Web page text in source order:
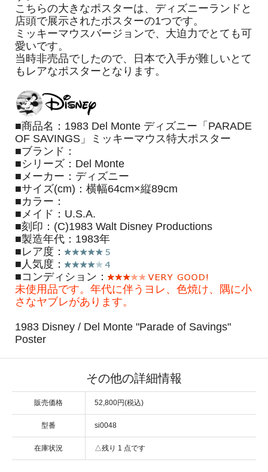
こちらの大きなポスターは、ディズニーランドと
店頭で展示されたポスターの1つです。
ミッキーマウスバージョンで、大迫力でとても可
愛いです。
当時非売品でしたので、日本で入手が難しいとて
もレアなポスターとなります。
■商品名：1983 Del Monte ディズニー「PARADE
OF SAVINGS」ミッキーマウス特大ポスター
■ブランド：
■シリーズ：Del Monte
■メーカー：ディズニー
■サイズ(cm)：横幅64cm×縦89cm
■カラー：
■メイド：U.S.A.
■刻印：(C)1983 Walt Disney Productions
■製造年代：1983年
■レア度：
■人気度：
■コンディション：
未使用品です。年代に伴うヨレ、色焼け、隅に小
さなヤブレがあります。
1983 Disney / Del Monte "Parade of Savings"
Poster
その他の詳細情報
販売価格 52,800円(税込)
型番 si0048
在庫状況 △残り 1 点です